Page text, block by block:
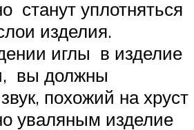
станут уплотняться
изделия.
иглы в изделие
вы должны
похожий на хруст
уваляным изделие